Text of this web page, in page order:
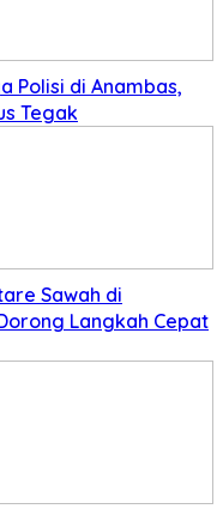
Polisi di Anambas,
Tegak
Sawah di
Langkah Cepat